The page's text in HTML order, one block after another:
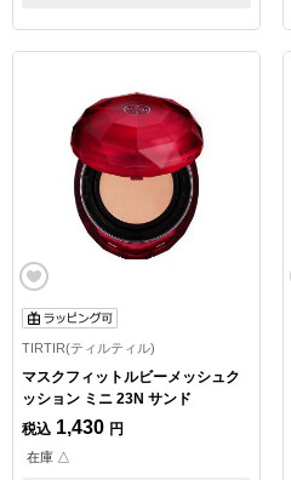
TIRTIR(ティルティル)
マスクフィットルビーメッシュク
ッション ミニ 23N サンド
税込 1,430 円
在庫 △